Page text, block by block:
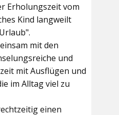
Erholungszeit vom
Kind langweilt
mit den
und
mit Ausflügen und
im Alltag viel zu
einen